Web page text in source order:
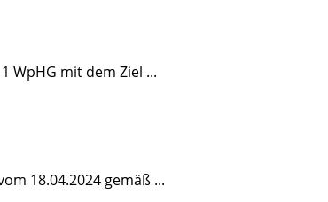
WpHG mit dem Ziel ...
18.04.2024 gemäß ...